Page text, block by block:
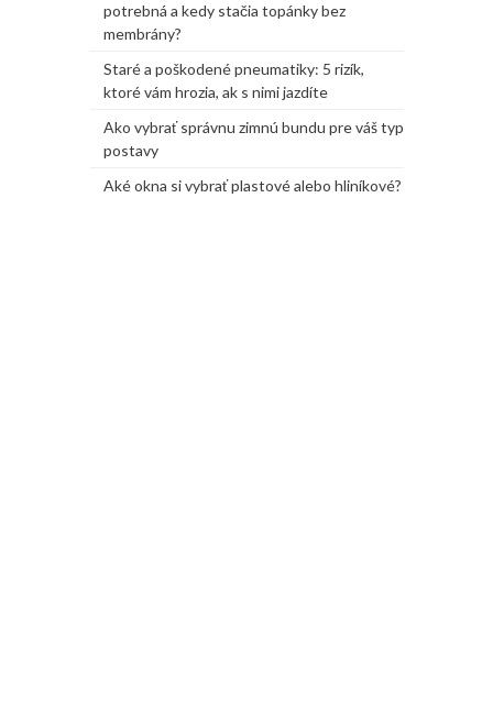
potrebná a kedy stačia topánky bez
membrány?
Staré a poškodené pneumatiky: 5 rizík,
ktoré vám hrozia, ak s nimi jazdíte
Ako vybrať správnu zimnú bundu pre váš typ
postavy
Aké okna si vybrať plastové alebo hliníkové?